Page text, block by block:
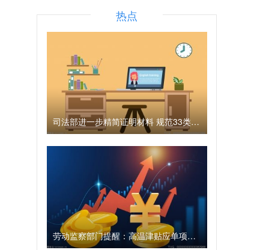
热点
司法部进一步精简证明材料 规范33类81项公证事项
劳动监察部门提醒：高温津贴应单项列明